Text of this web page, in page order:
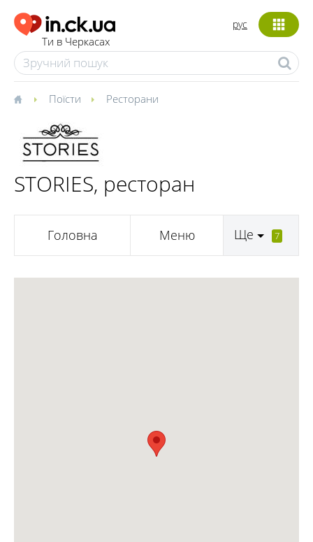
Ти в Черкасах
рус
Поїсти Ресторани
STORIES, ресторан
Головна Меню Ще 7